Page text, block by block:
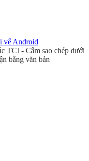
vể Android
TCI - Cấm sao chép dưới
bằng văn bản